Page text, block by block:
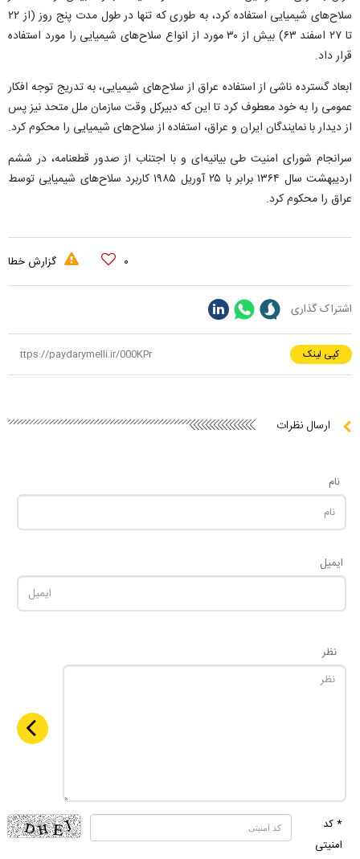
سلاح‌های شیمیایی استفاده کرد، به طوری که تنها در طول مدت پنج روز (از ۲۲
تا ۲۷ اسفند ۶۳) بیش از ۳۰ مورد از انواع سلاح‌های شیمیایی را مورد استفاده
قرار داد.
ابعاد گسترده ناشی از استفاده عراق از سلاح‌های شیمیایی، به تدریج توجه افکار
عمومی را به خود معطوف کرد تا این که دبیرکل وقت سازمان ملل متحد نیز پس
از دیدار با نمایندگان ایران و عراق، استفاده از سلاح‌های شیمیایی را محکوم کرد.
سرانجام شورای امنیت طی بیانیه‌ای و با اجتناب از صدور قطعنامه، در ششم
اردیبهشت سال ۱۳۶۴ برابر با ۲۵ آوریل ۱۹۸۵ کاربرد سلاح‌های شیمیایی توسط
عراق را محکوم کرد.
۰ گزارش خطا
اشتراک گذاری
کپی لینک
ارسال نظرات
نام
ایمیل
نظر
* کد
امنیتی